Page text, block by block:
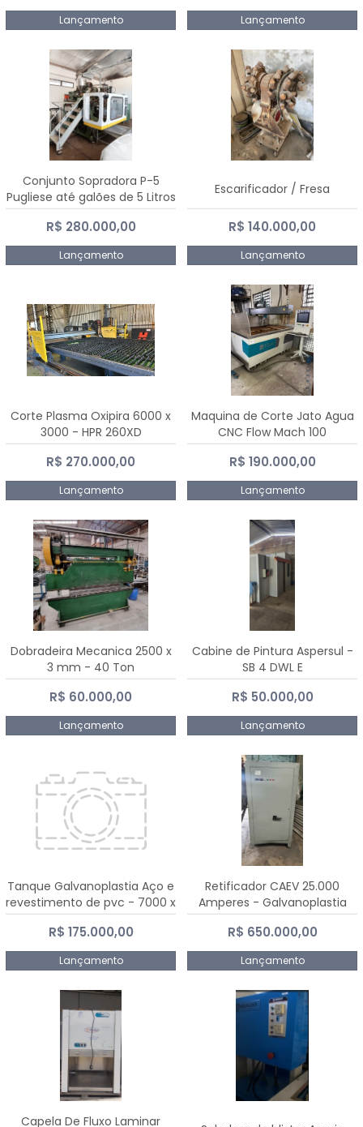
Lançamento Lançamento
Conjunto Sopradora P-5
Pugliese até galões de 5 Litros
R$ 280.000,00
Lançamento
Escarificador / Fresa
R$ 140.000,00
Lançamento
Corte Plasma Oxipira 6000 x
3000 - HPR 260XD
R$ 270.000,00
Lançamento
Maquina de Corte Jato Agua
CNC Flow Mach 100
R$ 190.000,00
Lançamento
Dobradeira Mecanica 2500 x
3 mm - 40 Ton
R$ 60.000,00
Lançamento
Cabine de Pintura Aspersul -
SB 4 DWL E
R$ 50.000,00
Lançamento
Tanque Galvanoplastia Aço e
revestimento de pvc - 7000 x
2200 mm
R$ 175.000,00
Lançamento
Retificador CAEV 25.000
Amperes - Galvanoplastia
R$ 650.000,00
Lançamento
Capela De Fluxo Laminar